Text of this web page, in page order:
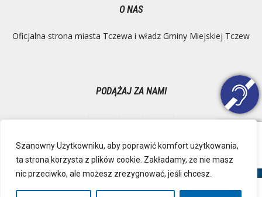
Szanowny Użytkowniku, aby poprawić komfort użytkowania,
ta strona korzysta z plików cookie. Zakładamy, że nie masz
nic przeciwko, ale możesz zrezygnować, jeśli chcesz.
O NAS
Oficjalna strona miasta Tczewa i władz Gminy Miejskiej Tczew
PODĄŻAJ ZA NAMI
Ochrona danych osobowych
Inspektor Danych Osobowych
Polityka Prywatności
Deklaracja dostępności
RSS
Kontakt